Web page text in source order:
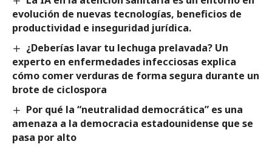
evolución de nuevas tecnologías, beneficios de
productividad e inseguridad jurídica.
¿Deberías lavar tu lechuga prelavada? Un
experto en enfermedades infecciosas explica
cómo comer verduras de forma segura durante un
brote de ciclospora
Por qué la “neutralidad democrática” es una
amenaza a la democracia estadounidense que se
pasa por alto